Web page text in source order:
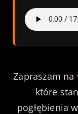
Zapraszam na
które
pogłębienia